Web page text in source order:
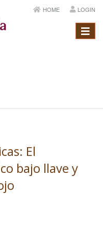
HOME LOGIN
Menú
El
bajo llave y